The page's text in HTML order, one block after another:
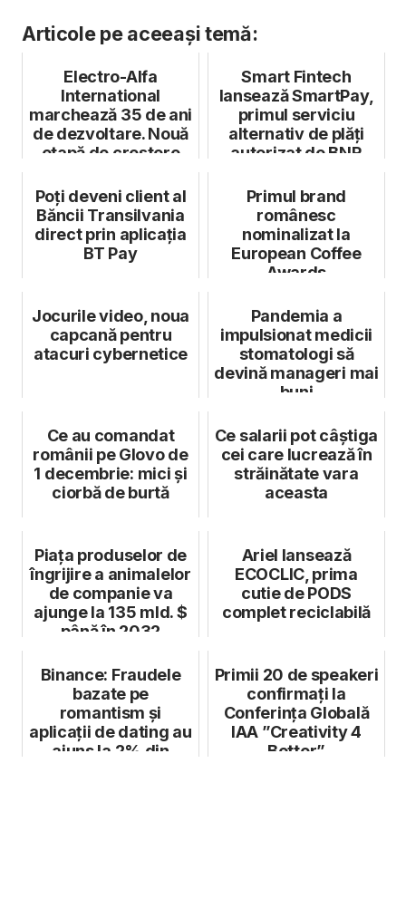
Articole pe aceeași temă:
Electro-Alfa
International
marchează 35 de ani
de dezvoltare. Nouă
etapă de creștere
Smart Fintech
lansează SmartPay,
primul serviciu
alternativ de plăți
autorizat de BNR
Poți deveni client al
Băncii Transilvania
direct prin aplicația
BT Pay
Primul brand
românesc
nominalizat la
European Coffee
Awards
Jocurile video, noua
capcană pentru
atacuri cybernetice
Pandemia a
impulsionat medicii
stomatologi să
devină manageri mai
buni
Ce au comandat
românii pe Glovo de
1 decembrie: mici și
ciorbă de burtă
Ce salarii pot câștiga
cei care lucrează în
străinătate vara
aceasta
Piața produselor de
îngrijire a animalelor
de companie va
ajunge la 135 mld. $
până în 2032
Ariel lansează
ECOCLIC, prima
cutie de PODS
complet reciclabilă
Binance: Fraudele
bazate pe
romantism și
aplicații de dating au
ajuns la 2% din
Primii 20 de speakeri
confirmați la
Conferința Globală
IAA ”Creativity 4
Better”